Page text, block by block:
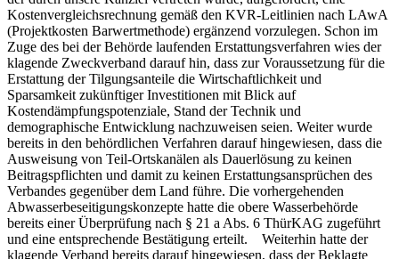
Kostenvergleichsrechnung gemäß den KVR-Leitlinien nach LAwA
(Projektkosten Barwertmethode) ergänzend vorzulegen. Schon im
Zuge des bei der Behörde laufenden Erstattungsverfahren wies der
klagende Zweckverband darauf hin, dass zur Voraussetzung für die
Erstattung der Tilgungsanteile die Wirtschaftlichkeit und
Sparsamkeit zukünftiger Investitionen mit Blick auf
Kostendämpfungspotenziale, Stand der Technik und
demographische Entwicklung nachzuweisen seien. Weiter wurde
bereits in den behördlichen Verfahren darauf hingewiesen, dass die
Ausweisung von Teil-Ortskanälen als Dauerlösung zu keinen
Beitragspflichten und damit zu keinen Erstattungsansprüchen des
Verbandes gegenüber dem Land führe. Die vorhergehenden
Abwasserbeseitigungskonzepte hatte die obere Wasserbehörde
bereits einer Überprüfung nach § 21 a Abs. 6 ThürKAG zugeführt
und eine entsprechende Bestätigung erteilt. Weiterhin hatte der
klagende Verband bereits darauf hingewiesen, dass der Beklagte